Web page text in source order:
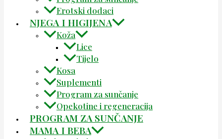
Erotski dodaci
NJEGA I HIGIJENA
Koža
Lice
Tijelo
Kosa
Suplementi
Program za sunčanje
Opekotine i regeneracija
PROGRAM ZA SUNČANJE
MAMA I BEBA